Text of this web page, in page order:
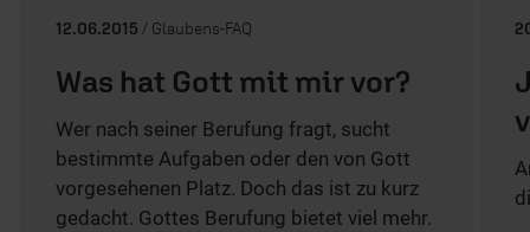
12.06.2015 / Glaubens-FAQ
Was hat Gott mit mir vor?
Wer nach seiner Berufung fragt, sucht
bestimmte Aufgaben oder den von Gott
vorgesehenen Platz. Doch das ist zu kurz
gedacht. Gottes Berufung bietet viel mehr.